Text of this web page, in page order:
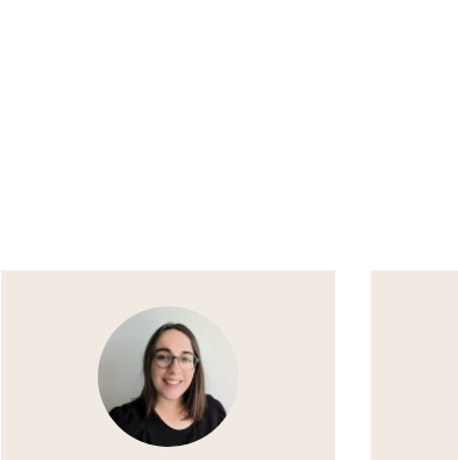
d’avantage dans les médias
L’existence d’un pôle Écoles pour …
directeursafin qu’ils/elles
Voir
Voir